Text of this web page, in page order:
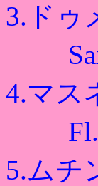
3.ドゥ
Sax.
4.マス
Fl.田
5.ムチ